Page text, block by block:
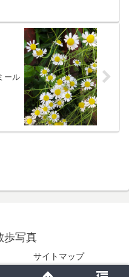
ール
歩写真
サイトマップ